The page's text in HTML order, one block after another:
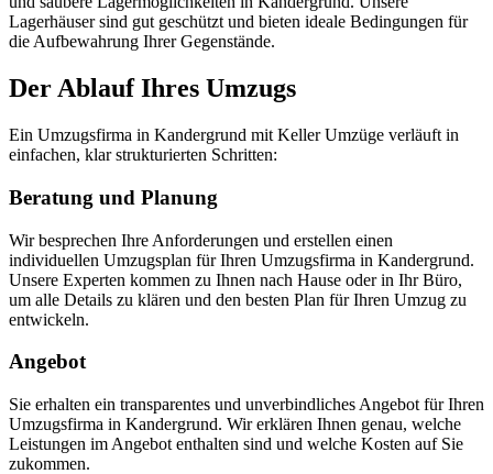
Lagerhäuser sind gut geschützt und bieten ideale Bedingungen für
die Aufbewahrung Ihrer Gegenstände.
Der Ablauf Ihres Umzugs
Ein Umzugsfirma in Kandergrund mit Keller Umzüge verläuft in
einfachen, klar strukturierten Schritten:
Beratung und Planung
Wir besprechen Ihre Anforderungen und erstellen einen
individuellen Umzugsplan für Ihren Umzugsfirma in Kandergrund.
Unsere Experten kommen zu Ihnen nach Hause oder in Ihr Büro,
um alle Details zu klären und den besten Plan für Ihren Umzug zu
entwickeln.
Angebot
Sie erhalten ein transparentes und unverbindliches Angebot für Ihren
Umzugsfirma in Kandergrund. Wir erklären Ihnen genau, welche
Leistungen im Angebot enthalten sind und welche Kosten auf Sie
zukommen.